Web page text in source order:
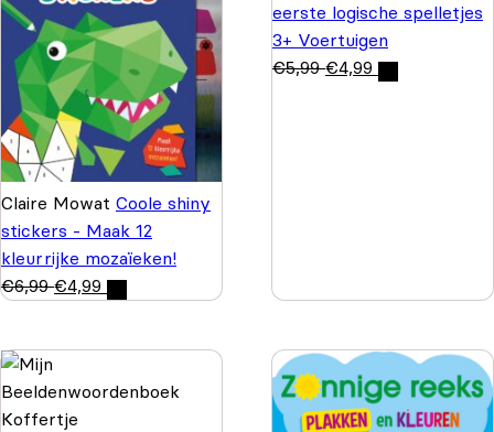
Claire Mowat Coole shiny
stickers - Maak 12
kleurrijke mozaïeken!
€6,99 €4,99
eerste logische spelletjes
3+ Voertuigen
€5,99 €4,99